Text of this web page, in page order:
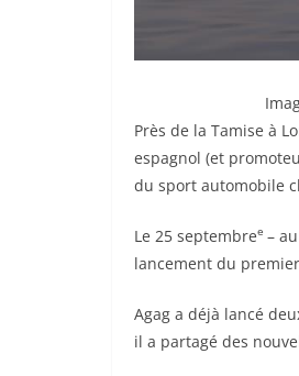
Près de la Tamise à
espagnol (et
du sport automobile
Le 25 septembree –
lancement du
Agag a déjà lancé
il a partagé des